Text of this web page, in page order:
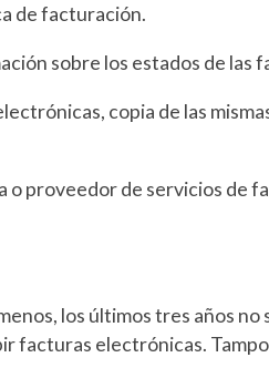
de facturación.
sobre los estados de las
copia de las
o proveedor de servicios de
los últimos tres años no
facturas electrónicas.